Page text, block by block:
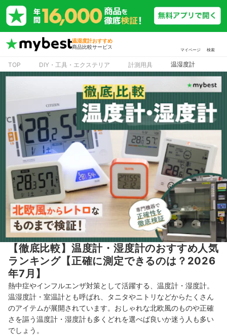
温湿度計おすすめ
商品比較サービス
マイページ 検索
TOP DIY・工具・エクステリア 計測用具 温湿度計
【徹底比較】温度計・湿度計のおすすめ人気
ランキング【正確に測定できるのは？2026
年7月】
熱中症やインフルエンザ対策として活躍する、温度計・湿度計。
温湿度計・室温計とも呼ばれ、タニタやニトリなどからたくさん
のアイテムが展開されています。おしゃれな北欧風のものや正確
さを謳う温度計・湿度計も多くどれを選べば良いか迷う人も多い
でしょう。